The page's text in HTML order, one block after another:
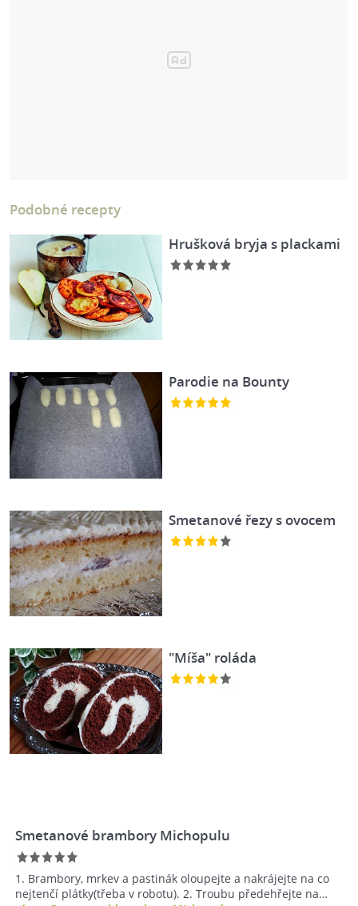
Podobné recepty
Hrušková bryja s plackami
Parodie na Bounty
Smetanové řezy s ovocem
"Míša" roláda
Smetanové brambory Michopulu
1. Brambory, mrkev a pastinák oloupejte a nakrájejte na co
nejtenčí plátky(třeba v robotu). 2. Troubu předehřejte na…